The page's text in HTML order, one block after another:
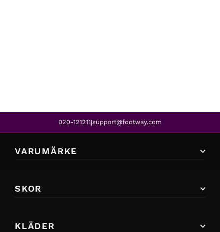
020-121211|support@footway.com
VARUMÄRKE
SKOR
KLÄDER